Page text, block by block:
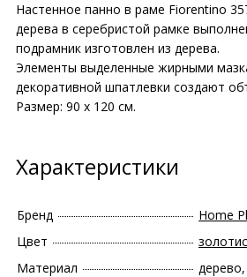
Настенное панно в раме Fiorentino
дерева в серебристой рамке
подрамник изготовлен из дерева.
Элементы выделенные жирными
декоративной шпатлевки создают
Размер: 90 х 120 см.
Характеристики
Бренд
Home
Цвет
Материал
дерево,